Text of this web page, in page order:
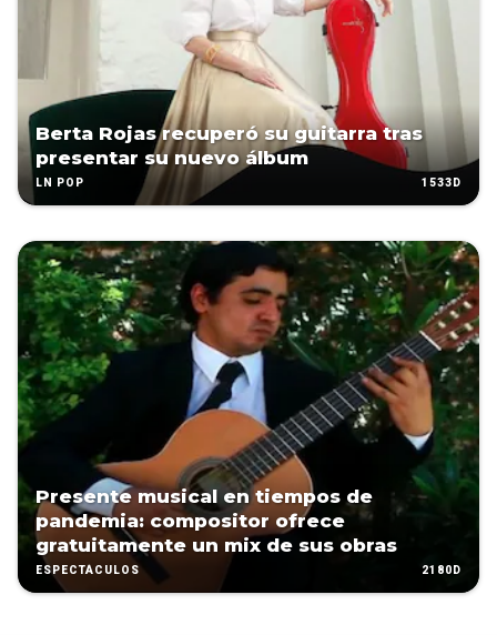
Berta Rojas recuperó su guitarra tras
presentar su nuevo álbum
LN POP 1533D
Presente musical en tiempos de
pandemia: compositor ofrece
gratuitamente un mix de sus obras
ESPECTÁCULOS 2180D